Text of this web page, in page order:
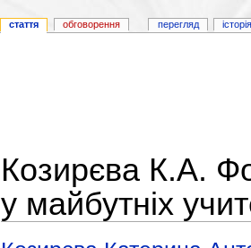
Козирєва К.А.
у майбутніх
стаття обговорення перегляд